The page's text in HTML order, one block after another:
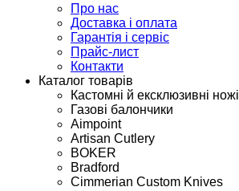
Про нас
Доставка і оплата
Гарантія і сервіс
Прайс-лист
Контакти
Каталог товарів
Кастомні й ексклюзивні ножі
Газові балончики
Aimpoint
Artisan Cutlery
BOKER
Bradford
Cimmerian Custom Knives